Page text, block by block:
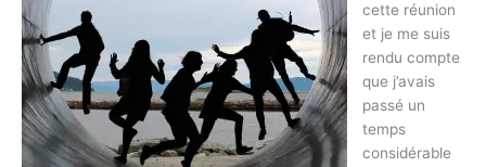
cette réunion
et je me suis
rendu compte
que j’avais
passé un
temps
considérable